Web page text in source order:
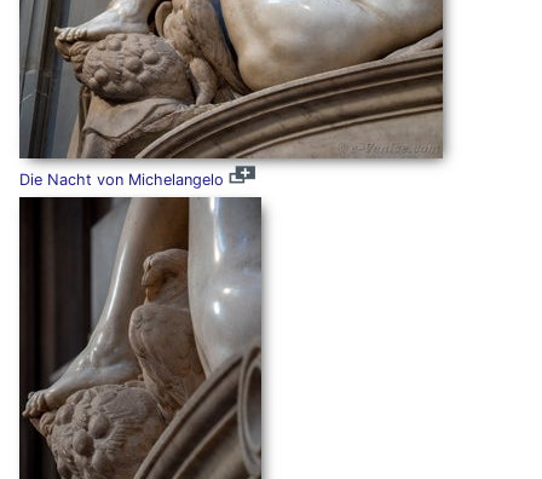
Die Nacht von Michelangelo